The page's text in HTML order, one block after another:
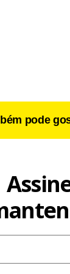
que utilizam
pode